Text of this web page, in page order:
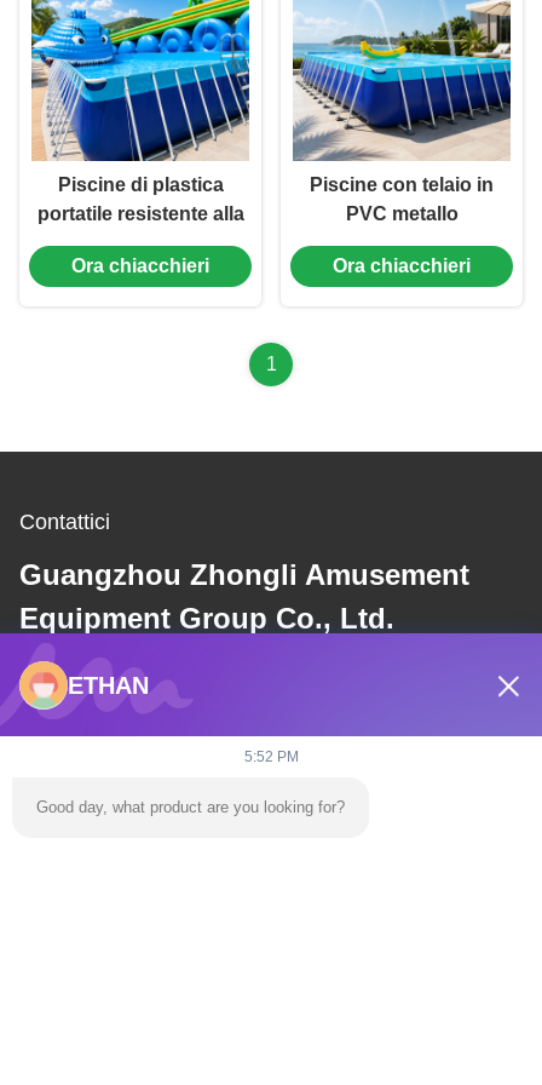
Piscine di plastica
portatile resistente alla
corrosione PVC ODM
Ora chiacchieri
Piscine con telaio in
PVC metallo
temporaneo
Ora chiacchieri
1
Contattici
Guangzhou Zhongli Amusement
Equipment Group Co., Ltd.
E-mail
dannie@zhongliyoule.com
ETHAN
5:52 PM
Good day, what product are you looking for?